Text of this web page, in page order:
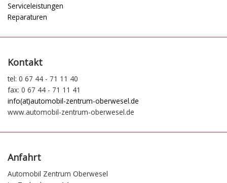
Serviceleistungen
Reparaturen
Kontakt
tel: 0 67 44 - 71 11 40
fax: 0 67 44 - 71 11 41
info(at)automobil-zentrum-oberwesel.de
www.automobil-zentrum-oberwesel.de
Anfahrt
Automobil Zentrum Oberwesel